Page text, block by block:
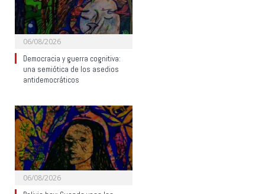
06/08/2026
Democracia y guerra cognitiva:
una semiótica de los asedios
antidemocráticos
06/08/2026